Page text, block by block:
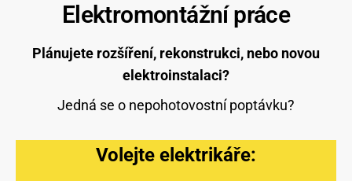
Elektromontážní práce
Plánujete rozšíření, rekonstrukci, nebo novou
elektroinstalaci?
Jedná se o nepohotovostní poptávku?
Volejte elektrikáře: